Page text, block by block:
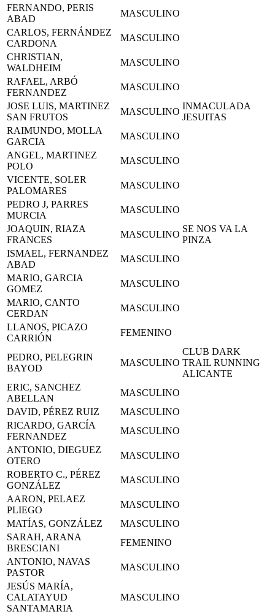
FERNANDO, PERIS
ABAD
MASCULINO
CARLOS, FERNÁNDEZ
CARDONA
MASCULINO
CHRISTIAN,
WALDHEIM
MASCULINO
RAFAEL, ARBÓ
FERNANDEZ
MASCULINO
JOSE LUIS, MARTINEZ
SAN FRUTOS
MASCULINO
INMACULADA
JESUITAS
RAIMUNDO, MOLLA
GARCIA
MASCULINO
ANGEL, MARTINEZ
POLO
MASCULINO
VICENTE, SOLER
PALOMARES
MASCULINO
PEDRO J, PARRES
MURCIA
MASCULINO
JOAQUIN, RIAZA
FRANCES
MASCULINO
SE NOS VA LA
PINZA
ISMAEL, FERNANDEZ
ABAD
MASCULINO
MARIO, GARCIA
GOMEZ
MASCULINO
MARIO, CANTO
CERDAN
MASCULINO
LLANOS, PICAZO
CARRIÓN
FEMENINO
PEDRO, PELEGRIN
BAYOD
MASCULINO
CLUB DARK
TRAIL RUNNING
ALICANTE
ERIC, SANCHEZ
ABELLAN
MASCULINO
DAVID, PÉREZ RUIZ
MASCULINO
RICARDO, GARCÍA
FERNANDEZ
MASCULINO
ANTONIO, DIEGUEZ
OTERO
MASCULINO
ROBERTO C., PÉREZ
GONZÁLEZ
MASCULINO
AARON, PELAEZ
PLIEGO
MASCULINO
MATÍAS, GONZÁLEZ
MASCULINO
SARAH, ARANA
BRESCIANI
FEMENINO
ANTONIO, NAVAS
PASTOR
MASCULINO
JESÚS MARÍA,
CALATAYUD
SANTAMARIA
MASCULINO